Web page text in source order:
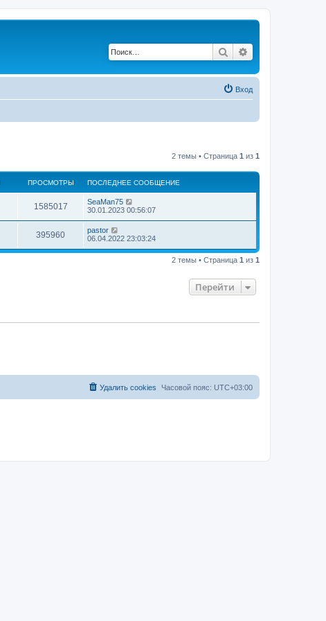
Поиск
Вход
2 темы • Страница 1 из 1
ПРОСМОТРЫ ПОСЛЕДНЕЕ СООБЩЕНИЕ
1585017
SeaMan75
30.01.2023 00:56:07
395960
pastor
06.04.2022 23:03:24
2 темы • Страница 1 из 1
Перейти
Часовой пояс: UTC+03:00
Удалить cookies